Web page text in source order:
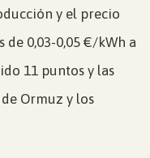
y el precio
de 0,03-0,05 €/kWh a
11 puntos y las
Ormuz y los